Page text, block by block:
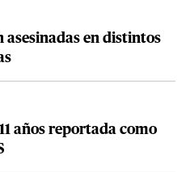
asesinadas en distintos
años reportada como